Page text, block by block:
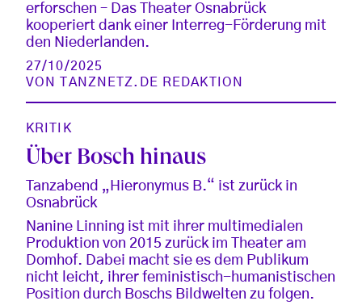
erforschen – Das Theater Osnabrück
kooperiert dank einer Interreg-Förderung mit
den Niederlanden.
27/10/2025
VON
TANZNETZ.DE REDAKTION
KRITIK
Über Bosch hinaus
Tanzabend „Hieronymus B.“ ist zurück in
Osnabrück
Nanine Linning ist mit ihrer multimedialen
Produktion von 2015 zurück im Theater am
Domhof. Dabei macht sie es dem Publikum
nicht leicht, ihrer feministisch-humanistischen
Position durch Boschs Bildwelten zu folgen.